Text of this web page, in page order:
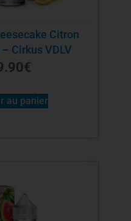
Citron
Cirkus VDLV
€
au panier